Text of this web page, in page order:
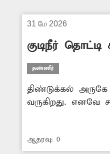
31 மே 2026
குடிநீர் தொட்டி
தண்ணீர்
திண்டுக்கல்
வருகிறது. எனவே
ஆதரவு: 0